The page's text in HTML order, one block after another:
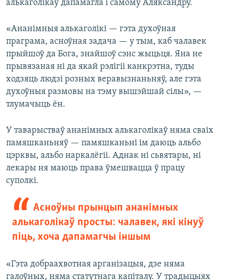
алькаголікаў дапамагла і самому Аляксандру.
«Ананімныя алькаголікі — гэта духоўная
праграма, асноўная задача — у тым, каб чалавек
прыйшоў да Бога, знайшоў сэнс жыцьця. Яна не
прывязаная ні да якай рэлігіі канкрэтна, туды
ходзяць людзі розных веравызнаньняў, але гэта
духоўныя размовы на тэму вышэйшай сілы», —
тлумачыць ён.
У таварыстваў ананімных алькаголікаў няма сваіх
памяшканьняў — памяшканьні ім даюць альбо
цэрквы, альбо наркалёгіі. Аднак ні сьвятары, ні
лекары ня маюць права ўмешвацца ў працу
суполкі.
Асноўны прынцып ананімных
алькаголікаў просты: чалавек, які кінуў
піць, хоча дапамагчы іншым
«Гэта добраахвотная арганізацыя, дзе няма
галоўных, няма статутнага капіталу. У традыцыях